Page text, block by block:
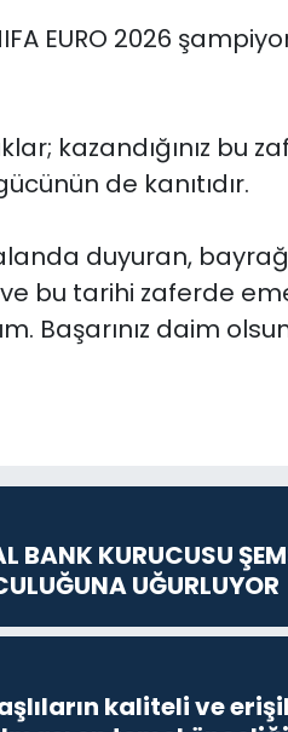
EURO 2026
kazandığınız bu
de kanıtıdır.
duyuran,
bu tarihi zaferde
Başarınız daim
BANK KURUCUSU
UĞURLUYOR
kaliteli ve